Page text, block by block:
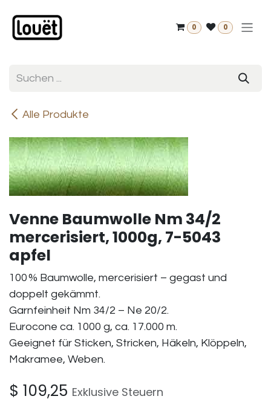
0 0
Alle Produkte
Venne Baumwolle Nm 34/2
mercerisiert, 1000g, 7-5043
apfel
100 % Baumwolle, mercerisiert – gegast und
doppelt gekämmt.
Garnfeinheit Nm 34/2 – Ne 20/2.
Eurocone ca. 1000 g, ca. 17.000 m.
Geeignet für Sticken, Stricken, Häkeln, Klöppeln,
Makramee, Weben.
$ 109,25 Exklusive Steuern